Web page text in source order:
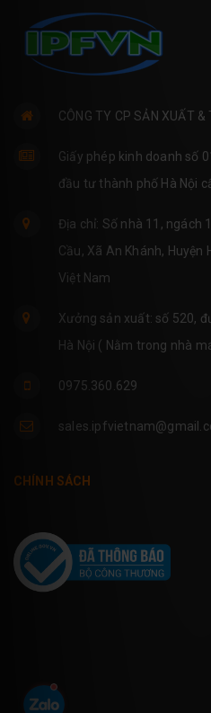
CÔNG TY CP SẢN XUẤT
Giấy phép kinh doanh số
đầu tư thành phố Hà Nội
Địa chỉ: Số nhà 11, ngách
Cầu, Xã An Khánh, Huyện
Việt Nam
Xưởng sản xuất: số 520,
Hà Nội ( Nằm trong nhà
0975.360.629
CHÍNH SÁCH